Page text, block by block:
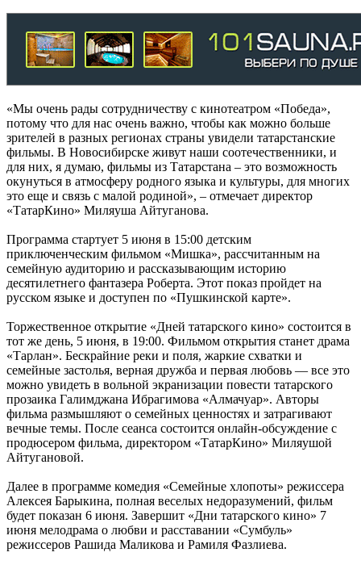
«Мы очень рады сотрудничеству с кинотеатром «Победа»,
потому что для нас очень важно, чтобы как можно больше
зрителей в разных регионах страны увидели татарстанские
фильмы. В Новосибирске живут наши соотечественники, и
для них, я думаю, фильмы из Татарстана – это возможность
окунуться в атмосферу родного языка и культуры, для многих
это еще и связь с малой родиной», – отмечает директор
«ТатарКино» Миляуша Айтуганова.
Программа стартует 5 июня в 15:00 детским
приключенческим фильмом «Мишка», рассчитанным на
семейную аудиторию и рассказывающим историю
десятилетнего фантазера Роберта. Этот показ пройдет на
русском языке и доступен по «Пушкинской карте».
Торжественное открытие «Дней татарского кино» состоится в
тот же день, 5 июня, в 19:00. Фильмом открытия станет драма
«Тарлан». Бескрайние реки и поля, жаркие схватки и
семейные застолья, верная дружба и первая любовь — все это
можно увидеть в вольной экранизации повести татарского
прозаика Галимджана Ибрагимова «Алмачуар». Авторы
фильма размышляют о семейных ценностях и затрагивают
вечные темы. После сеанса состоится онлайн-обсуждение с
продюсером фильма, директором «ТатарКино» Миляушой
Айтугановой.
Далее в программе комедия «Семейные хлопоты» режиссера
Алексея Барыкина, полная веселых недоразумений, фильм
будет показан 6 июня. Завершит «Дни татарского кино» 7
июня мелодрама о любви и расставании «Сумбуль»
режиссеров Рашида Маликова и Рамиля Фазлиева.